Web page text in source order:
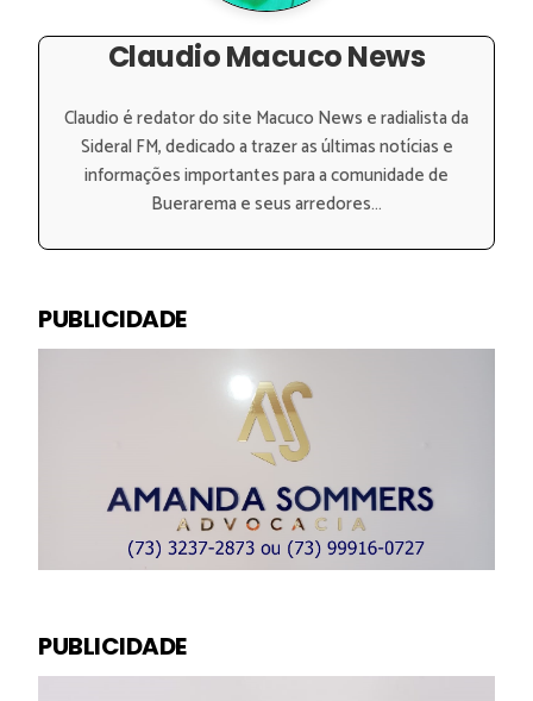
Claudio Macuco News
Claudio é redator do site Macuco News e radialista da
Sideral FM, dedicado a trazer as últimas notícias e
informações importantes para a comunidade de
Buerarema e seus arredores...
PUBLICIDADE
PUBLICIDADE